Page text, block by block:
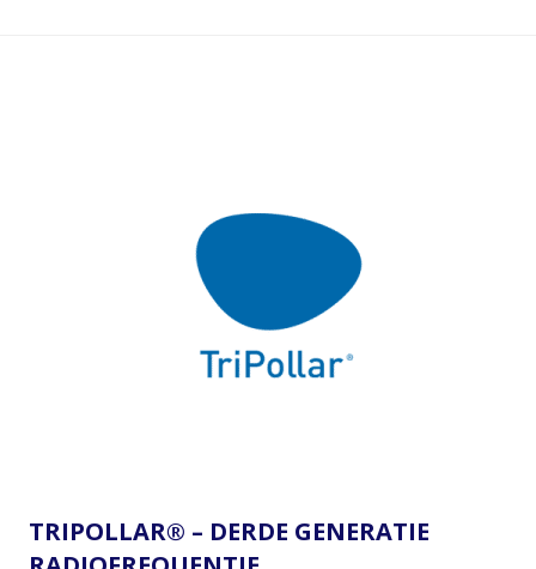
TRIPOLLAR® – DERDE GENERATIE